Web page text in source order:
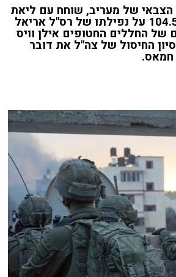
הצבאי של מעריב, שוחח עם ליאת
רון ברדיו צפון 104.5FM על נפילתו של רס"ל אריאל
של החללים החטופים אילן וויס
החיסול של צה"ל את דובר
חמאס.